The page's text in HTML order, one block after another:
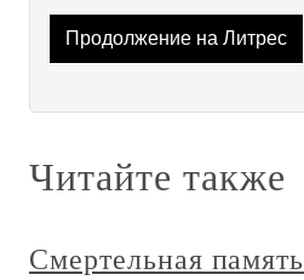
Продолжение на Литрес
Читайте также
Смертельная память